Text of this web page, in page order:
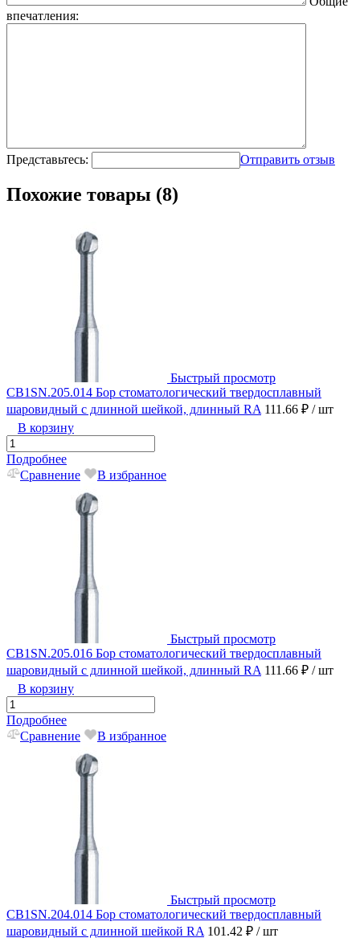
впечатления:
Представьтесь: Отправить отзыв
Похожие товары (8)
Быстрый просмотр
CB1SN.205.014 Бор стоматологический твердосплавный
шаровидный с длинной шейкой, длинный RA 111.66 ₽ / шт
В корзину
Подробнее
Сравнение
В избранное
Быстрый просмотр
CB1SN.205.016 Бор стоматологический твердосплавный
шаровидный с длинной шейкой, длинный RA 111.66 ₽ / шт
В корзину
Подробнее
Сравнение
В избранное
Быстрый просмотр
CB1SN.204.014 Бор стоматологический твердосплавный
шаровидный с длинной шейкой RA 101.42 ₽ / шт